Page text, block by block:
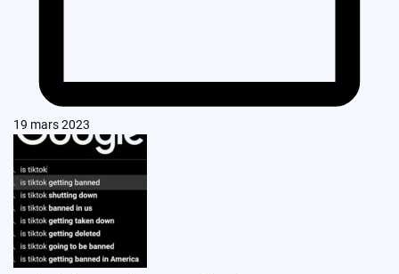
19 mars 2023